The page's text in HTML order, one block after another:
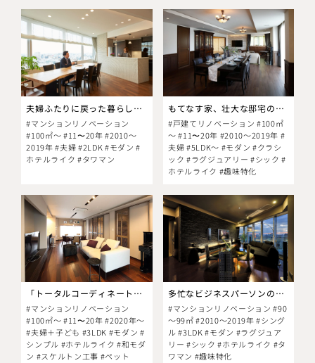
夫婦ふたりに戻った暮らしを、スタイリッシュにリファイン
#マンションリノベーション
#100㎡～ #11〜20年 #2010～
2019年 #夫婦 #2LDK #モダン #
ホテルライク #タワマン
もてなす家、壮大な邸宅の風景。
#戸建てリノベーション #100㎡
～ #11〜20年 #2010～2019年 #
夫婦 #5LDK～ #モダン #クラシ
ック #ラグジュアリー #シック #
ホテルライク #趣味特化
「トータルコーディネート」でホテルライクな住まいを実現。
#マンションリノベーション
#100㎡～ #11〜20年 #2020年～
#夫婦＋子ども #3LDK #モダン #
シンプル #ホテルライク #和モダ
ン #スケルトン工事 #ペット
多忙なビジネスパーソンのための、贅を尽くした癒しの住まい
#マンションリノベーション #90
～99㎡ #2010～2019年 #シング
ル #3LDK #モダン #ラグジュア
リー #シック #ホテルライク #タ
ワマン #趣味特化